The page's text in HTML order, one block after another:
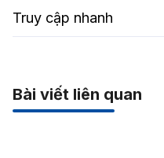
Truy cập nhanh
Bài viết liên quan